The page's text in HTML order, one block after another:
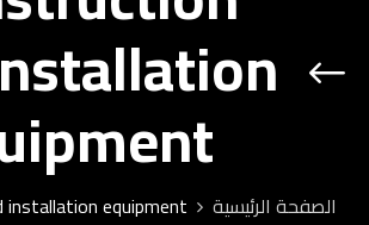
الصفحة الرئيسية installation equipment